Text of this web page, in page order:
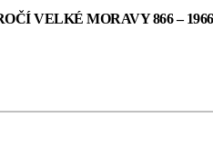
VELKÉ MORAVY 866 – 1966